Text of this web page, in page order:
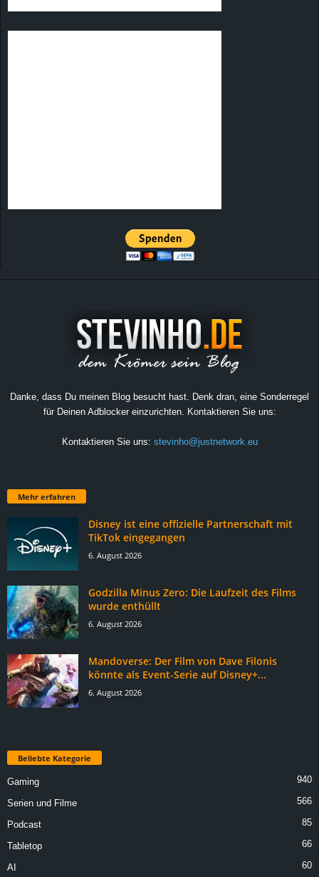
Danke, dass Du meinen Blog besucht hast. Denk dran, eine Sonderregel
für Deinen Adblocker einzurichten. Kontaktieren Sie uns:
Kontaktieren Sie uns: stevinho@justnetwork.eu
Mehr erfahren
Disney ist eine offizielle Partnerschaft mit
TikTok eingegangen
6. August 2026
Godzilla Minus Zero: Die Laufzeit des Films
wurde enthüllt
6. August 2026
Mandoverse: Der Film von Dave Filonis
könnte als Event-Serie auf Disney+...
6. August 2026
Beliebte Kategorie
Gaming 940
Serien und Filme 566
Podcast 85
Tabletop 66
AI 60